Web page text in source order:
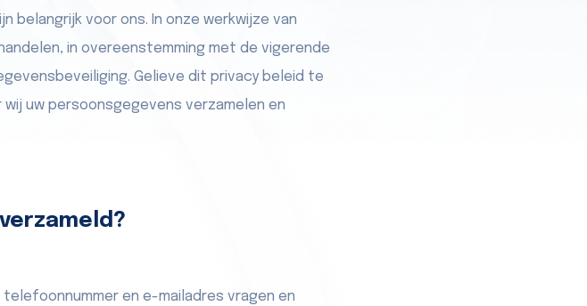
belangrijk voor ons. In onze werkwijze van
in overeenstemming met de vigerende
Gelieve dit privacy beleid te
uw persoonsgegevens verzamelen en
en e-mailadres vragen en